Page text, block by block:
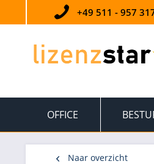
+49 511 - 957
OFFICE
Naar overzicht